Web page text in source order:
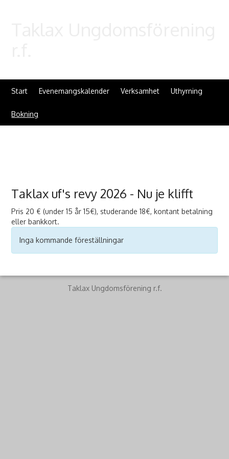
Start Evenemangskalender Verksamhet Uthyrning
Bokning
Taklax uf's revy 2026 - Nu je klifft
Pris 20 € (under 15 år 15€), studerande 18€, kontant betalning
eller bankkort.
Inga kommande föreställningar
Taklax Ungdomsförening r.f.